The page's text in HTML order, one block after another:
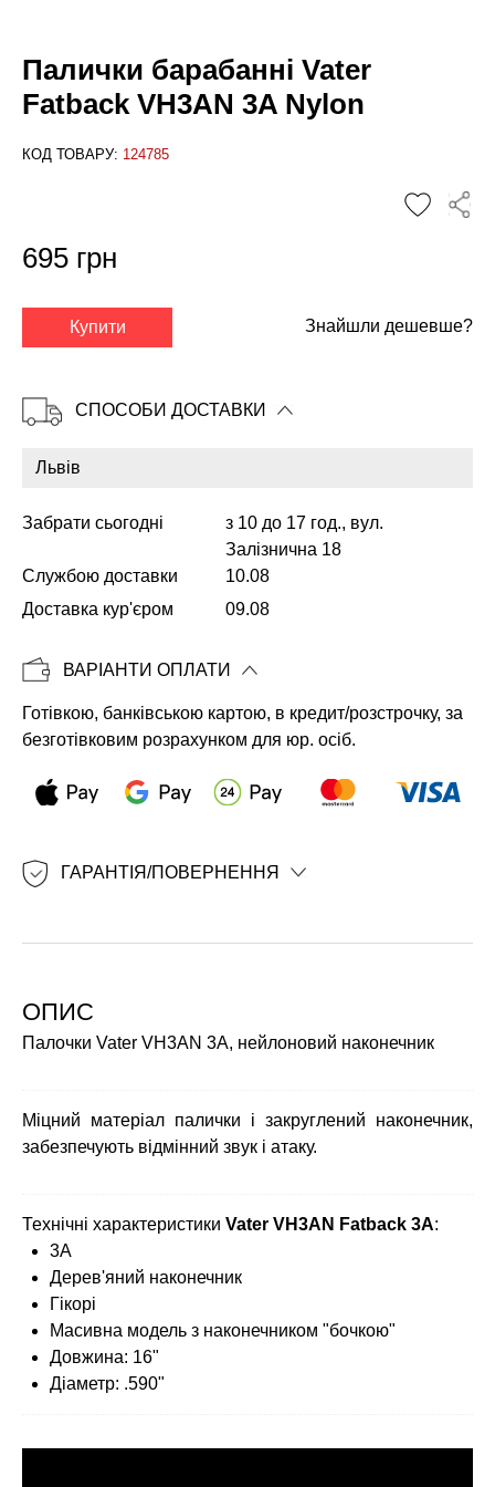
Палички барабанні Vater
Fatback VH3AN 3A Nylon
КОД ТОВАРУ: 124785
✕
Копіювати
695 грн
Купити Знайшли дешевше?
СПОСОБИ ДОСТАВКИ
Забрати сьогодні
з 10 до 17 год., вул.
Залізнична 18
Службою доставки
10.08
Доставка кур'єром
09.08
ВАРІАНТИ ОПЛАТИ
Готівкою, банківською картою, в кредит/розстрочку, за
безготівковим розрахунком для юр. осіб.
ГАРАНТІЯ/ПОВЕРНЕННЯ
ОПИС
Палочки Vater VH3AN 3A, нейлоновий наконечник
Міцний матеріал палички і закруглений наконечник,
забезпечують відмінний звук і атаку.
Технічні характеристики Vater VH3AN Fatback 3A:
3A
Дерев'яний наконечник
Гікорі
Масивна модель з наконечником "бочкою"
Довжина: 16"
Діаметр: .590"